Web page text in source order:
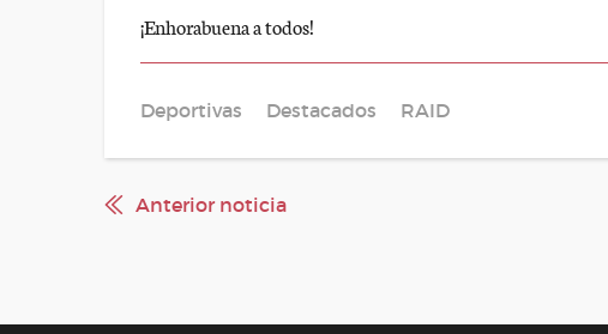
¡Enhorabuena a todos!
Deportivas Destacados RAID
Anterior noticia